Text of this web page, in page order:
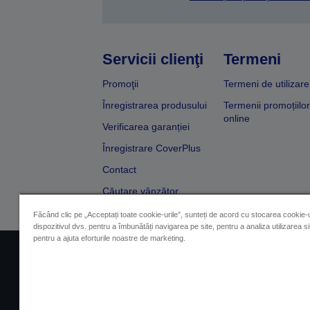
Servicii clienţi
Promoţii
Înregistrarea produsului
Verificarea garanției
Înregistrare CoverPlus
Contact
Căutare vânzător
Termeni
Termeni de utilizare
Termenii promoțiilor
online
Făcând clic pe „Acceptați toate cookie-urile”, sunteți de acord cu stocarea cookie-
dispozitivul dvs. pentru a îmbunătăți navigarea pe site, pentru a analiza utilizarea
pentru a ajuta eforturile noastre de marketing.